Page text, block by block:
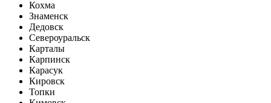
Кохма
Знаменск
Дедовск
Североуральск
Карталы
Карпинск
Карасук
Кировск
Топки